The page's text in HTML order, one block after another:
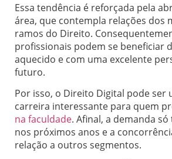
Essa tendência é reforçada pela
área, que contempla relações dos
ramos do Direito.
profissionais podem se beneficiar
aquecido e com uma excelente
futuro.
Por isso, o Direito Digital pode ser
carreira interessante para quem
na faculdade. Afinal, a demanda
nos próximos anos e a
relação a outros segmentos.